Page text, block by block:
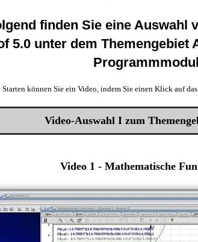
finden Sie eine Auswahl
5.0 unter dem
Starten können Sie ein Video, indem Sie einen Klick auf
Video-Auswahl I zum
Video 1 - Mathematische